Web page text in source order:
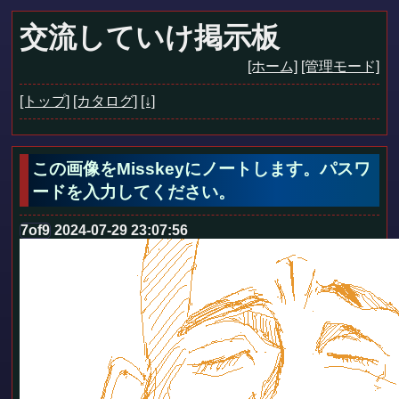
交流していけ掲示板
[ホーム] [管理モード]
[トップ] [カタログ] [↓]
この画像をMisskeyにノートします。パスワ
ードを入力してください。
7of9 2024-07-29 23:07:56